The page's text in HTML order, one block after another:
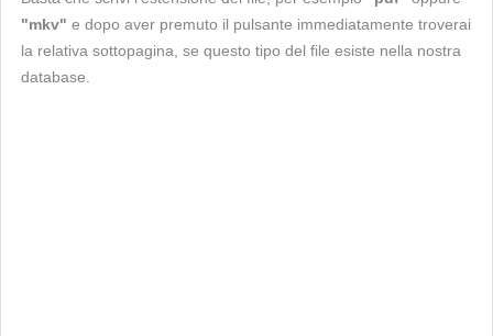
"mkv" e dopo aver premuto il pulsante immediatamente troverai
la relativa sottopagina, se questo tipo del file esiste nella nostra
database.